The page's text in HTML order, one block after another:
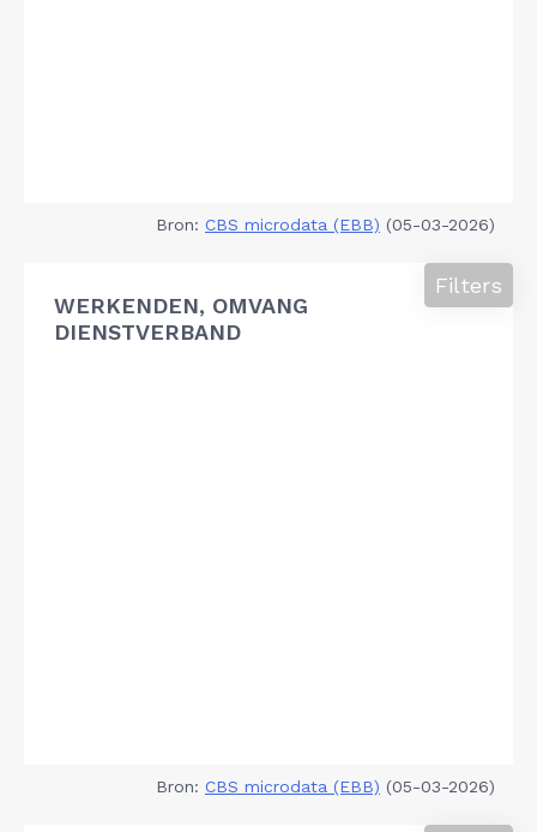
Bron: CBS microdata (EBB) (05-03-2026)
WERKENDEN, OMVANG
DIENSTVERBAND
Filters
Bron: CBS microdata (EBB) (05-03-2026)